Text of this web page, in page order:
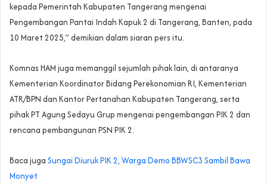
kepada Pemerintah Kabupaten Tangerang mengenai
Pengembangan Pantai Indah Kapuk 2 di Tangerang, Banten, pada
10 Maret 2025,” demikian dalam siaran pers itu.
Komnas HAM juga memanggil sejumlah pihak lain, di antaranya
Kementerian Koordinator Bidang Perekonomian RI, Kementerian
ATR/BPN dan Kantor Pertanahan Kabupaten Tangerang, serta
pihak PT Agung Sedayu Grup mengenai pengembangan PIK 2 dan
rencana pembangunan PSN PIK 2.
Baca juga Sungai Diuruk PIK 2, Warga Demo BBWSC3 Sambil Bawa
Monyet